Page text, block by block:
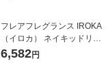
フレアフレグランス IROKA
（イロカ） ネイキッドリリ
ーの香り 柔軟剤 詰め替え 超
6,582円